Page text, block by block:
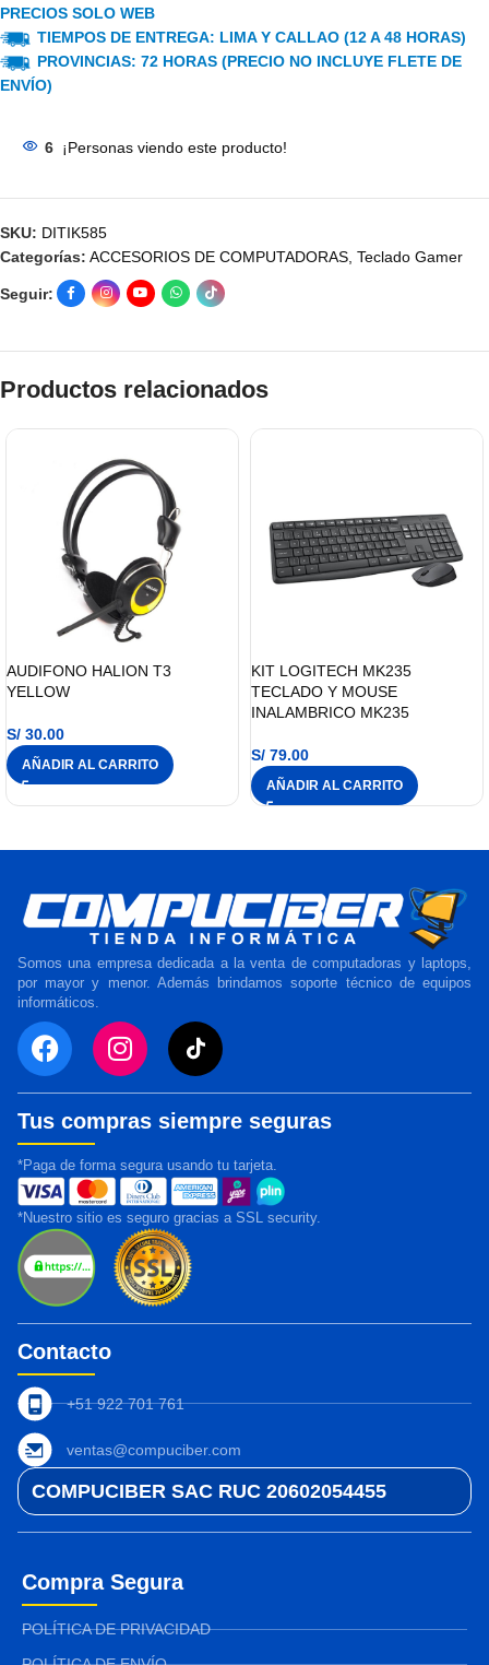
PRECIOS SOLO WEB
TIEMPOS DE ENTREGA: LIMA Y CALLAO (12 A 48 HORAS)
PROVINCIAS: 72 HORAS (PRECIO NO INCLUYE FLETE DE
ENVÍO)
6 ¡Personas viendo este producto!
SKU: DITIK585
Categorías: ACCESORIOS DE COMPUTADORAS, Teclado Gamer
Seguir:
Productos relacionados
AUDIFONO HALION T3
YELLOW
S/ 30.00
AÑADIR AL CARRITO
KIT LOGITECH MK235
TECLADO Y MOUSE
INALAMBRICO MK235
S/ 79.00
AÑADIR AL CARRITO
Somos una empresa dedicada a la venta de computadoras y laptops,
por mayor y menor. Además brindamos soporte técnico de equipos
informáticos.
Tus compras siempre seguras
*Paga de forma segura usando tu tarjeta.
*Nuestro sitio es seguro gracias a SSL security.
Contacto
+51 922 701 761
ventas@compuciber.com
COMPUCIBER SAC RUC 20602054455
Compra Segura
POLÍTICA DE PRIVACIDAD